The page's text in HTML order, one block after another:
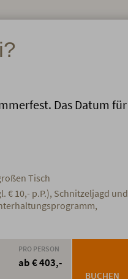
Das Datum für
Tisch
€ 10,- p.P.), Schnitzeljagd und
PRO PERSON
ab € 403,-
BUCHEN